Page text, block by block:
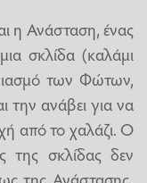
η Ανάσταση, ένας
σκλίδα (καλάμι
των Φώτων,
την ανάβει για να
από το χαλάζι. Ο
σκλίδας δεν